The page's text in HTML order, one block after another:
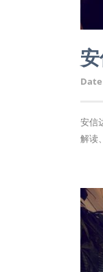
Date
安信
解读